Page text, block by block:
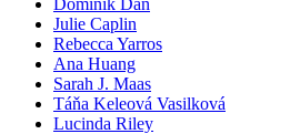
Julie Caplin
Rebecca Yarros
Ana Huang
Sarah J. Maas
Táňa Keleová Vasilková
Lucinda Riley